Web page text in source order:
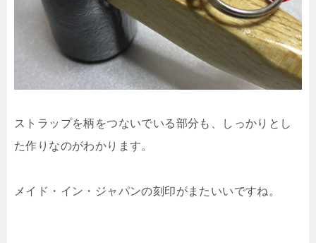
ストラップを柄をつないでいる部分も、しっかりとし
た作りなのがわかります。
メイド・イン・ジャパンの刻印がまたいいですね。